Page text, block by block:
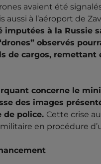
avaient été
aussi à l’aéroport de
imputées à la Russie
observés
de cargos,
concerne le
des images
de police. Cette crise
en procédure